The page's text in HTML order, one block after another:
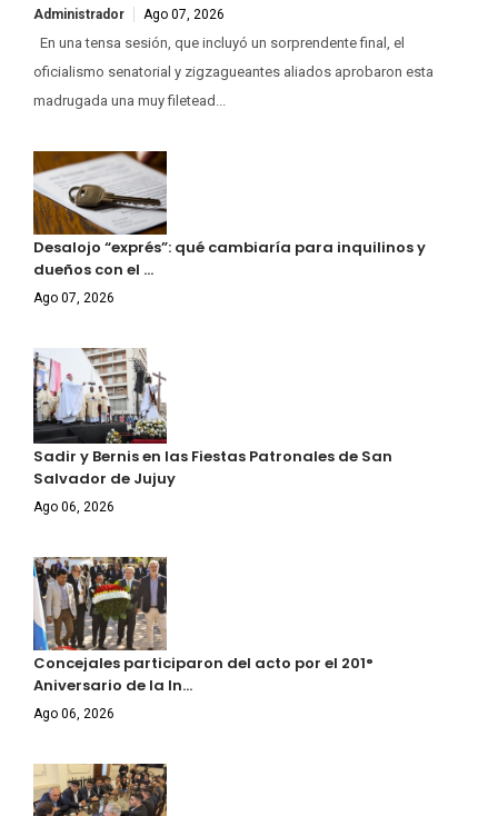
Administrador Ago 07, 2026
En una tensa sesión, que incluyó un sorprendente final, el
oficialismo senatorial y zigzagueantes aliados aprobaron esta
madrugada una muy filetead...
Desalojo “exprés”: qué cambiaría para inquilinos y
dueños con el …
Ago 07, 2026
Sadir y Bernis en las Fiestas Patronales de San
Salvador de Jujuy
Ago 06, 2026
Concejales participaron del acto por el 201°
Aniversario de la In…
Ago 06, 2026